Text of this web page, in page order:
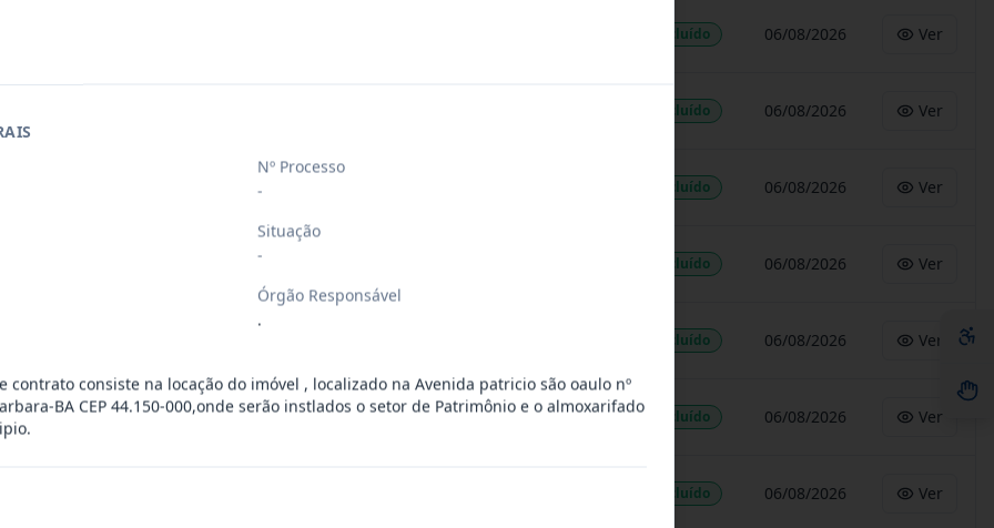
Concluído 06/08/2026 Ver
Concluído 06/08/2026 Ver
para possível e eventual contrat Concluído 06/08/2026 Ver
o Registro de preços para poss Concluído 06/08/2026 Ver
Concluído 06/08/2026 Ver
objeto o Registro de preços para poss... Concluído 06/08/2026 Ver
Concluído 06/08/2026 Ver
Nº Processo
-
Situação
-
Órgão Responsável
.
contrato consiste na locação do imóvel , localizado na Avenida patricio são oaulo nº
BA CEP 44.150-000,onde serão instlados o setor de Patrimônio e o almoxarifado